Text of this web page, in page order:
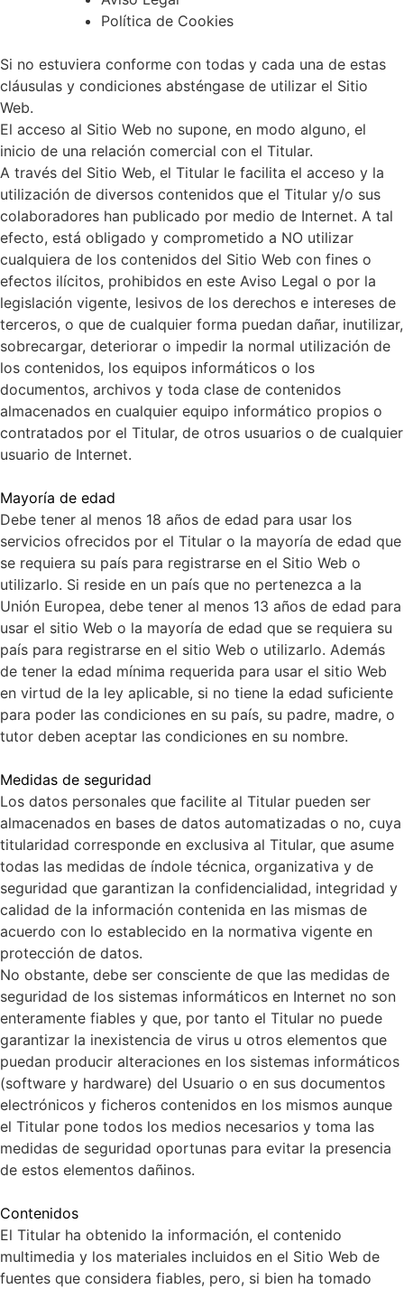
Política de Cookies
Si no estuviera conforme con todas y cada una de estas
cláusulas y condiciones absténgase de utilizar el Sitio
Web.
El acceso al Sitio Web no supone, en modo alguno, el
inicio de una relación comercial con el Titular.
A través del Sitio Web, el Titular le facilita el acceso y la
utilización de diversos contenidos que el Titular y/o sus
colaboradores han publicado por medio de Internet. A tal
efecto, está obligado y comprometido a NO utilizar
cualquiera de los contenidos del Sitio Web con fines o
efectos ilícitos, prohibidos en este Aviso Legal o por la
legislación vigente, lesivos de los derechos e intereses de
terceros, o que de cualquier forma puedan dañar, inutilizar,
sobrecargar, deteriorar o impedir la normal utilización de
los contenidos, los equipos informáticos o los
documentos, archivos y toda clase de contenidos
almacenados en cualquier equipo informático propios o
contratados por el Titular, de otros usuarios o de cualquier
usuario de Internet.
Mayoría de edad
Debe tener al menos 18 años de edad para usar los
servicios ofrecidos por el Titular o la mayoría de edad que
se requiera su país para registrarse en el Sitio Web o
utilizarlo. Si reside en un país que no pertenezca a la
Unión Europea, debe tener al menos 13 años de edad para
usar el sitio Web o la mayoría de edad que se requiera su
país para registrarse en el sitio Web o utilizarlo. Además
de tener la edad mínima requerida para usar el sitio Web
en virtud de la ley aplicable, si no tiene la edad suficiente
para poder las condiciones en su país, su padre, madre, o
tutor deben aceptar las condiciones en su nombre.
Medidas de seguridad
Los datos personales que facilite al Titular pueden ser
almacenados en bases de datos automatizadas o no, cuya
titularidad corresponde en exclusiva al Titular, que asume
todas las medidas de índole técnica, organizativa y de
seguridad que garantizan la confidencialidad, integridad y
calidad de la información contenida en las mismas de
acuerdo con lo establecido en la normativa vigente en
protección de datos.
No obstante, debe ser consciente de que las medidas de
seguridad de los sistemas informáticos en Internet no son
enteramente fiables y que, por tanto el Titular no puede
garantizar la inexistencia de virus u otros elementos que
puedan producir alteraciones en los sistemas informáticos
(software y hardware) del Usuario o en sus documentos
electrónicos y ficheros contenidos en los mismos aunque
el Titular pone todos los medios necesarios y toma las
medidas de seguridad oportunas para evitar la presencia
de estos elementos dañinos.
Contenidos
El Titular ha obtenido la información, el contenido
multimedia y los materiales incluidos en el Sitio Web de
fuentes que considera fiables, pero, si bien ha tomado